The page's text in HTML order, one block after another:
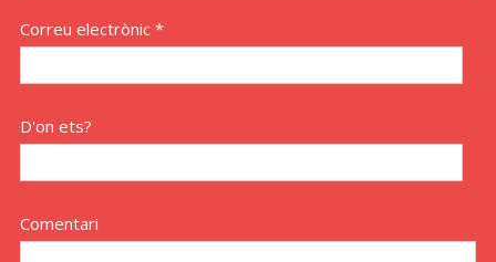
Correu electrònic *
D'on ets?
Comentari